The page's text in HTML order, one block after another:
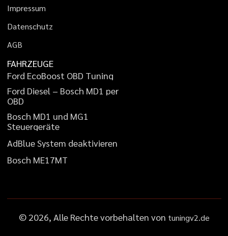
Impressum
Datenschutz
AGB
FAHRZEUGE
Ford EcoBoost OBD Tuning
Ford Diesel – Bosch MD1 per
OBD
Bosch MD1 und MG1
Steuergeräte
AdBlueSystem deaktivieren
Bosch ME17MT
© 2026, Alle Rechte vorbehalten von tuningv2.de